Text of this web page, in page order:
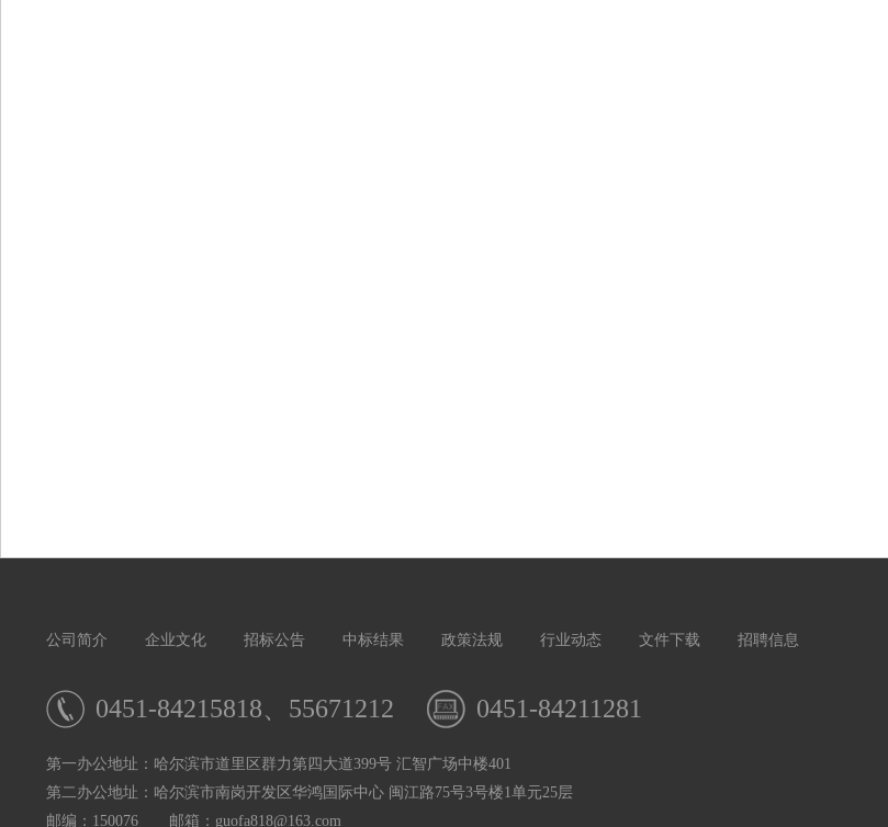
公司简介 企业文化 招标公告 中标结果 政策法规 行业动态 文件下载 招聘信息
0451-84215818、55671212 0451-84211281
第一办公地址：哈尔滨市道里区群力第四大道399号 汇智广场中楼401
第二办公地址：哈尔滨市南岗开发区华鸿国际中心 闽江路75号3号楼1单元25层
邮编：150076 邮箱：guofa818@163.com